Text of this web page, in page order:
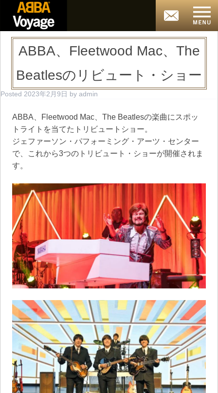
ABBA、Fleetwood Mac、The
Beatlesのリビュート・ショー
Posted 2023年2月9日 by admin
ABBA、Fleetwood Mac、The Beatlesの楽曲にスポッ
トライトを当てたトリビュートショー。
ジェファーソン・パフォーミング・アーツ・センター
で、これから3つのトリビュート・ショーが開催されま
す。